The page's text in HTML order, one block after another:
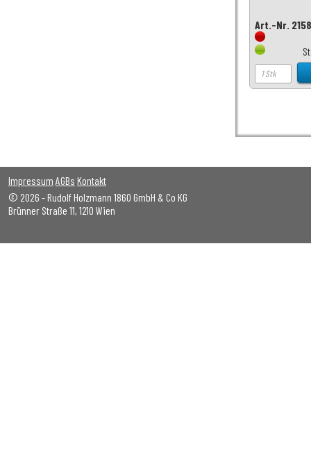
Art.-Nr.
Impressum AGBs Kontakt
© 2026 - Rudolf Holzmann 1860 GmbH & Co KG
Brünner Straße 11, 1210 Wien